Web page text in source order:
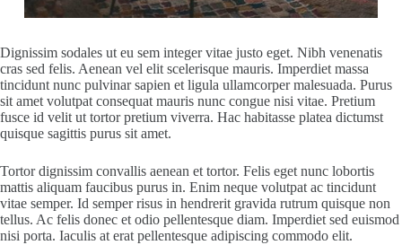
Dignissim sodales ut eu sem integer vitae justo eget. Nibh venenatis
cras sed felis. Aenean vel elit scelerisque mauris. Imperdiet massa
tincidunt nunc pulvinar sapien et ligula ullamcorper malesuada. Purus
sit amet volutpat consequat mauris nunc congue nisi vitae. Pretium
fusce id velit ut tortor pretium viverra. Hac habitasse platea dictumst
quisque sagittis purus sit amet.
Tortor dignissim convallis aenean et tortor. Felis eget nunc lobortis
mattis aliquam faucibus purus in. Enim neque volutpat ac tincidunt
vitae semper. Id semper risus in hendrerit gravida rutrum quisque non
tellus. Ac felis donec et odio pellentesque diam. Imperdiet sed euismod
nisi porta. Iaculis at erat pellentesque adipiscing commodo elit.